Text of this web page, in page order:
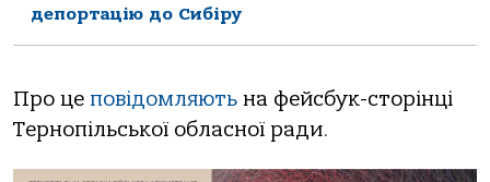
депортацію до Сибіру
Про це повідомляють на фейсбук-сторінці
Тернопільської обласної ради.